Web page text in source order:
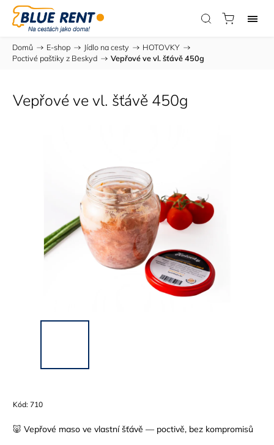
Domů / E-shop / Jídlo na cesty / HOTOVKY /
Poctivé paštiky z Beskyd / Vepřové ve vl. šťávě 450g
Vepřové ve vl. šťávě 450g
Kód: 710
🐷 Vepřové maso ve vlastní šťávě — poctivě, bez kompromisů